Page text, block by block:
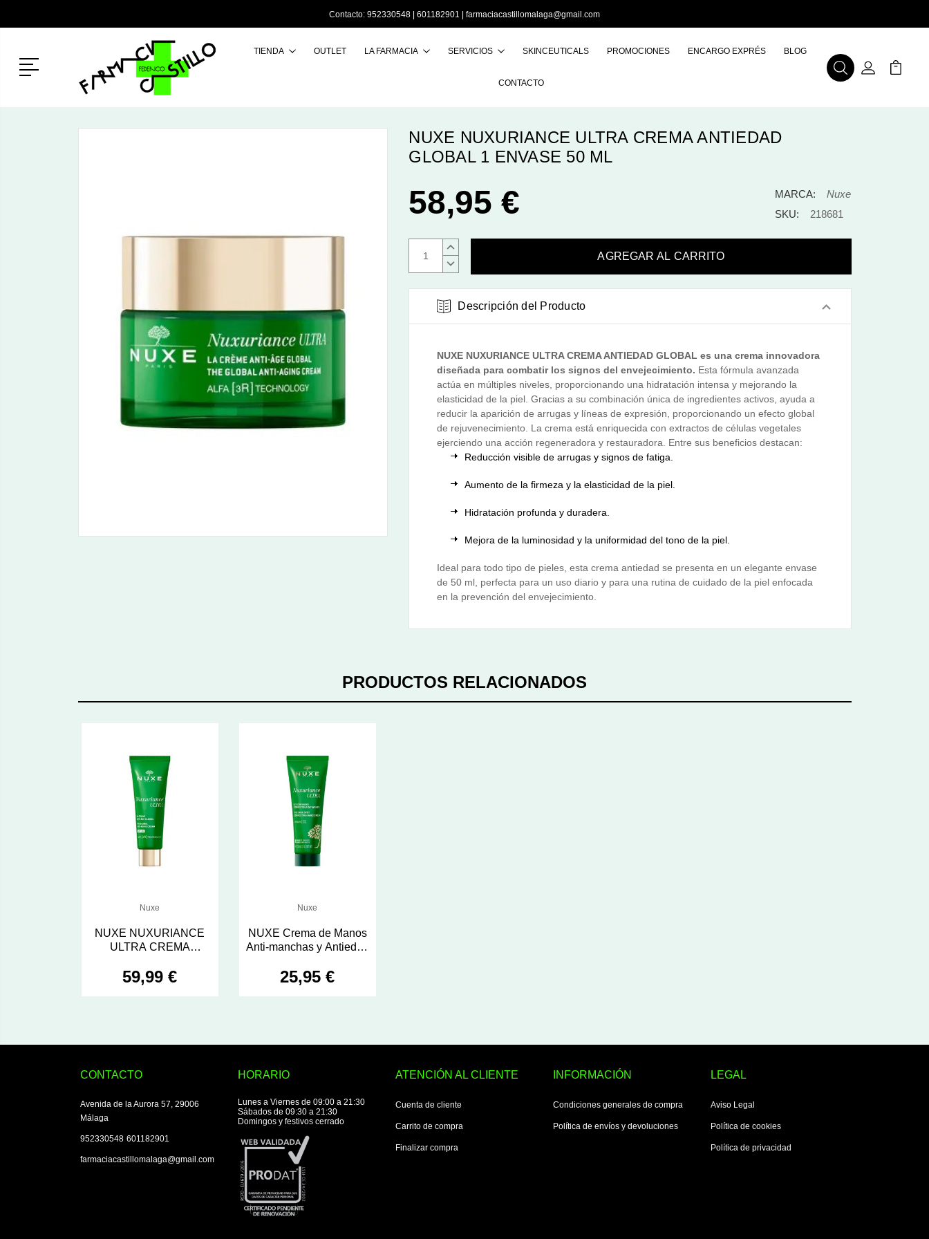
Contacto: 952330548 | 601182901 | farmaciacastillomalaga@gmail.com
Menú
TIENDA OUTLET LA FARMACIA SERVICIOS SKINCEUTICALS PROMOCIONES ENCARGO EXPRÉS BLOG
CONTACTO
BuscarMi Cuenta
Mi
NUXE NUXURIANCE ULTRA CREMA ANTIEDAD
GLOBAL 1 ENVASE 50 ML
58,95 €
AUMENTAR
DISMINUIR
CANTIDAD:
MARCA:
Nuxe
SKU:
218681
Descripción del Producto
NUXE NUXURIANCE ULTRA CREMA ANTIEDAD GLOBAL es una crema innovadora
diseñada para combatir los signos del envejecimiento. Esta fórmula avanzada
actúa en múltiples niveles, proporcionando una hidratación intensa y mejorando la
elasticidad de la piel. Gracias a su combinación única de ingredientes activos, ayuda a
reducir la aparición de arrugas y líneas de expresión, proporcionando un efecto global
de rejuvenecimiento. La crema está enriquecida con extractos de células vegetales
ejerciendo una acción regeneradora y restauradora. Entre sus beneficios destacan:
Reducción visible de arrugas y signos de fatiga.
Aumento de la firmeza y la elasticidad de la piel.
Hidratación profunda y duradera.
Mejora de la luminosidad y la uniformidad del tono de la piel.
Ideal para todo tipo de pieles, esta crema antiedad se presenta en un elegante envase
de 50 ml, perfecta para un uso diario y para una rutina de cuidado de la piel enfocada
en la prevención del envejecimiento.
PRODUCTOS RELACIONADOS
Nuxe
NUXE NUXURIANCE
ULTRA CREMA
SPF 30 1 TUBO 50 ML
59,99 €
Nuxe
NUXE Crema de Manos
Anti-manchas y Antiedad
25,95 €
CONTACTO
Avenida de la Aurora 57, 29006
Málaga
952330548 601182901
farmaciacastillomalaga@gmail.com
HORARIO
Lunes a Viernes de 09:00 a 21:30
Sábados de 09:30 a 21:30
Domingos y festivos cerrado
ATENCIÓN AL CLIENTE
Cuenta de cliente
Carrito de compra
Finalizar compra
INFORMACIÓN
Condiciones generales de compra
Política de envíos y devoluciones
LEGAL
Aviso Legal
Política de cookies
Política de privacidad